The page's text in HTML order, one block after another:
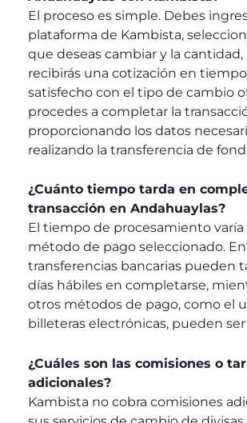
El proceso es simple. Debes
plataforma de Kambista,
que deseas cambiar y la
recibirás una cotización en tiempo
satisfecho con el tipo de cambio
procedes a completar la
proporcionando los datos
realizando la transferencia de
¿Cuánto tiempo tarda en
transacción en Andahuaylas?
El tiempo de procesamiento varía
método de pago seleccionado. En
transferencias bancarias pueden
días hábiles en completarse,
otros métodos de pago, como el
billeteras electrónicas, pueden
¿Cuáles son las comisiones o
adicionales?
Kambista no cobra comisiones